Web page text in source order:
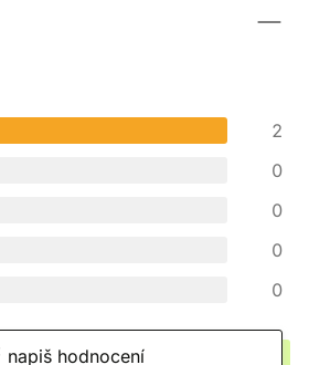
2
0
0
0
0
napiš hodnocení